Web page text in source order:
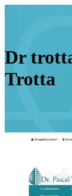
Dr
Trotta